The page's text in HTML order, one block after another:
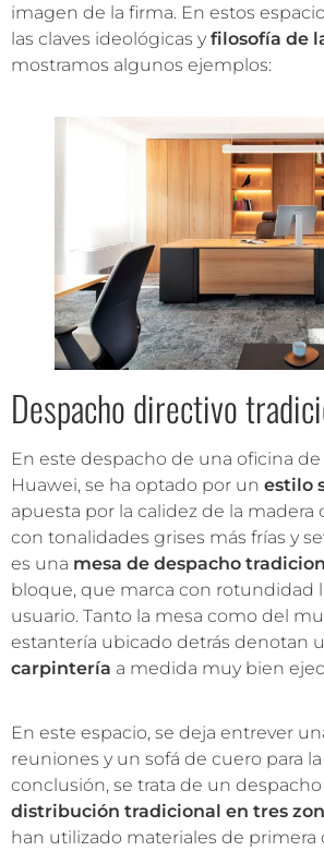
imagen de la firma. En estos
las claves ideológicas yfilosofía de
mostramos algunos ejemplos:
Despacho directivo
En este despacho de una oficina
Huawei, se ha optado por un estilo
apuesta por la calidez de la madera
con tonalidades grises más frías y
es una mesa de despacho
bloque, que marca con rotundidad
usuario. Tanto la mesa como del
estantería ubicado detrás denotan
carpintería a medida muy bien
En este espacio, se deja entrever
reuniones y un sofá de cuero para
conclusión, se trata de un
distribución tradicional en tres
han utilizado materiales de primera